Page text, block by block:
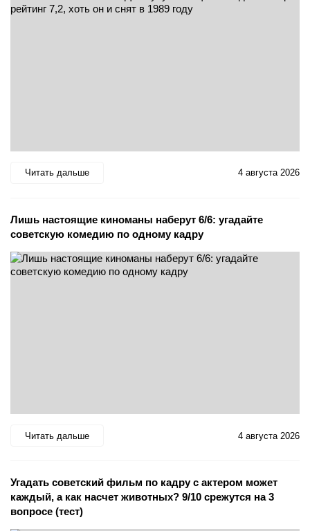
Читать дальше 4 августа 2026
Лишь настоящие киноманы наберут 6/6: угадайте
советскую комедию по одному кадру
Читать дальше 4 августа 2026
Угадать советский фильм по кадру с актером может
каждый, а как насчет животных? 9/10 срежутся на 3
вопросе (тест)